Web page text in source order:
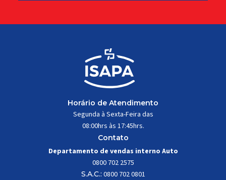
Horário de Atendimento
Segunda à Sexta-Feira das
08:00hrs às 17:45hrs.
Contato
Departamento de vendas interno Auto
0800 702 2575
S.A.C.: 0800 702 0801